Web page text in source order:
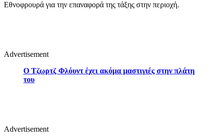
Εθνοφρουρά για την επαναφορά της τάξης στην περιοχή.
Advertisement
Ο Τζωρτζ Φλόυντ έχει ακόμα μαστιγιές στην πλάτη
του
Advertisement